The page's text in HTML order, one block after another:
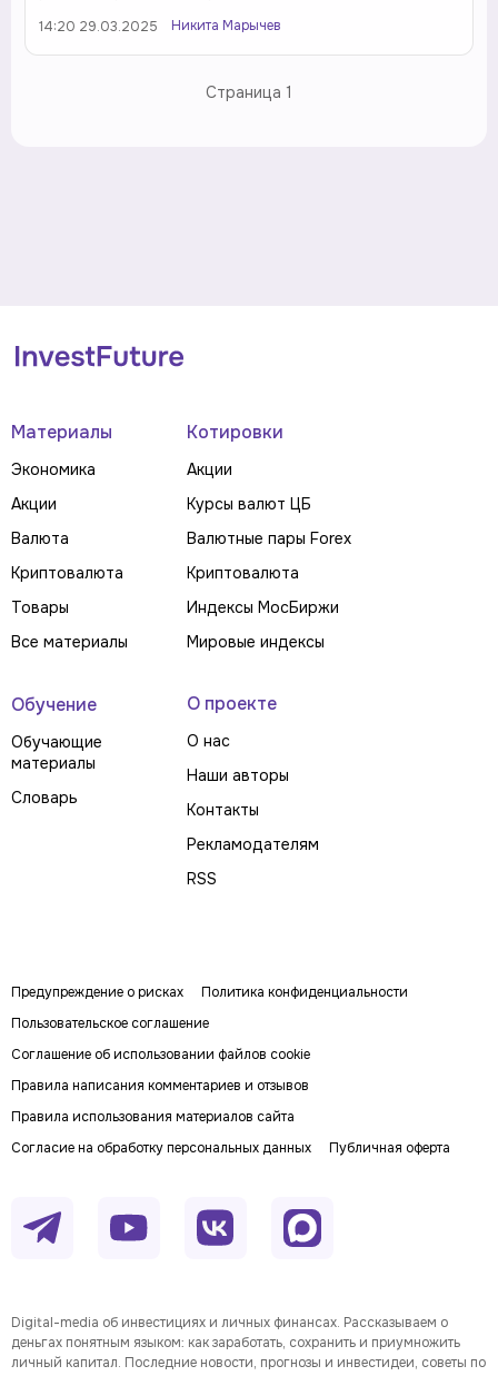
14:20 29.03.2025 Никита Марычев
Страница 1
Материалы
Экономика
Акции
Валюта
Криптовалюта
Товары
Все материалы
Котировки
Акции
Курсы валют ЦБ
Валютные пары Forex
Криптовалюта
Индексы МосБиржи
Мировые индексы
Обучение
Обучающие
материалы
Словарь
О проекте
О нас
Наши авторы
Контакты
Рекламодателям
RSS
Предупреждение о рисках
Политика конфиденциальности
Пользовательское соглашение
Соглашение об использовании файлов cookie
Правила написания комментариев и отзывов
Правила использования материалов сайта
Согласие на обработку персональных данных
Публичная оферта
Digital-media об инвестициях и личных финансах. Рассказываем о
деньгах понятным языком: как заработать, сохранить и приумножить
личный капитал. Последние новости, прогнозы и инвестидеи, советы по